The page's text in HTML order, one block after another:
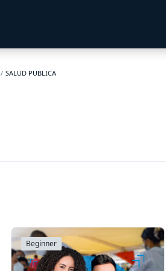
SALUD PUBLICA
Beginner